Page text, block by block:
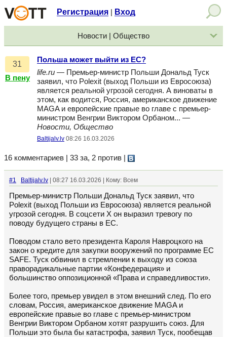
Регистрация Вход
Новости | Общество
31
В пену
Польша может выйти из ЕС?
life.ru — Премьер-министр Польши Дональд Туск
заявил, что Polexit (выход Польши из Евросоюза)
является реальной угрозой сегодня. А виноваты в
этом, как водится, Россия, американское движение
MAGA и европейские правые во главе с премьер-
министром Венгрии Виктором Орбаном... —
Новости, Общество
Baltijalv.lv 08:26 16.03.2026
16 комментариев | 33 за, 2 против
#1 Baltijalv.lv | 08:27 16.03.2026 | Кому: Всем
Премьер-министр Польши Дональд Туск заявил, что
Polexit (выход Польши из Евросоюза) является реальной
угрозой сегодня. В соцсети X он выразил тревогу по
поводу будущего страны в ЕС.
Поводом стало вето президента Кароля Навроцкого на
закон о кредите для закупки вооружений по программе ЕС
SAFE. Туск обвинил в стремлении к выходу из союза
праворадикальные партии «Конфедерация» и
большинство оппозиционной «Права и справедливости».
Более того, премьер увидел в этом внешний след. По его
словам, Россия, американское движение MAGA и
европейские правые во главе с премьер-министром
Венгрии Виктором Орбаном хотят разрушить союз. Для
Польши это была бы катастрофа, заявил Туск, пообещав